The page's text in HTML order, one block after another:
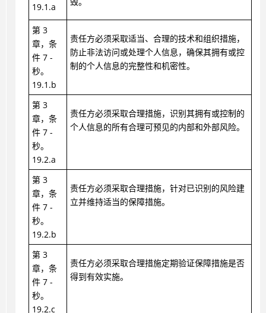
19.1.a
第 3
章，条
件 7 -
秒。
19.1.b
责任方必须采取适当、合理的技术和组织措施，
防止非法访问或处理个人信息，确保其拥有或控
制的个人信息的完整性和机密性。
第 3
章，条
件 7 -
秒。
19.2.a
责任方必须采取合理措施，识别其拥有或控制的
个人信息的所有合理可预见的内部和外部风险。
第 3
章，条
件 7 -
秒。
19.2.b
责任方必须采取合理措施，针对已识别的风险建
立并维持适当的保障措施。
第 3
章，条
件 7 -
秒。
19.2.c
责任方必须采取合理措施定期验证保障措施是否
得到有效实施。